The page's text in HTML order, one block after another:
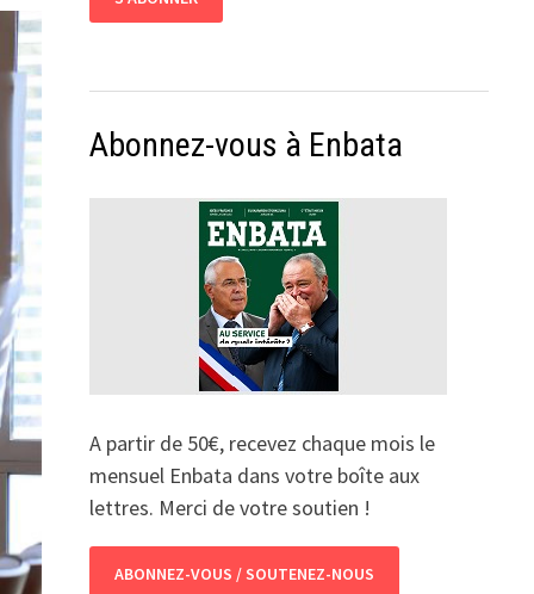
Abonnez-vous à Enbata
A partir de 50€, recevez chaque mois le
mensuel Enbata dans votre boîte aux
lettres. Merci de votre soutien !
ABONNEZ-VOUS / SOUTENEZ-NOUS